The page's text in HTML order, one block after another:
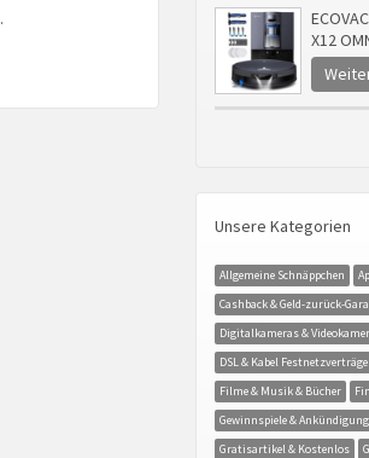
.
X12
Unsere Kategorien
Allgemeine Schnäppchen
Cashback & Geld-zurück-
Digitalkameras &
DSL & Kabel Festnetzverträge
Filme & Musik & Bücher
Gewinnspiele &
Gratisartikel & Kostenlos